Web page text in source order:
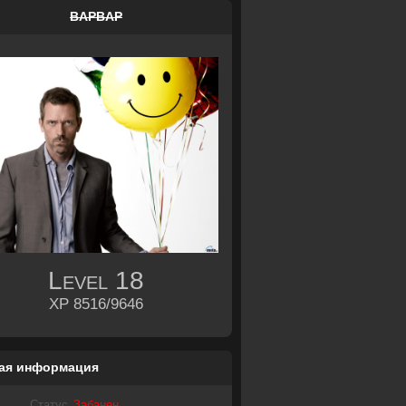
BAPBAP
Level 18
XP 8516/9646
информация